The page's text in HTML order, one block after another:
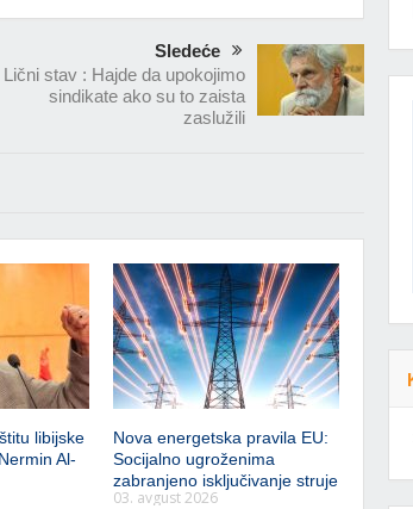
Sledeće
Lični stav : Hajde da upokojimo
sindikate ako su to zaista
zaslužili
libijske
Al-
Nova energetska pravila EU:
Socijalno ugroženima
zabranjeno isključivanje struje
03. avgust 2026